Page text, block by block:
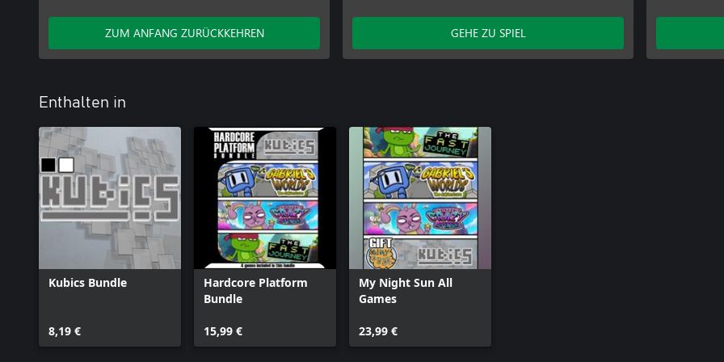
ZUM ANFANG ZURÜCKKEHREN GEHE ZU SPIEL
Enthalten in
Kubics Bundle
8,19 €
Hardcore Platform
Bundle
15,99 €
My Night Sun All
Games
23,99 €